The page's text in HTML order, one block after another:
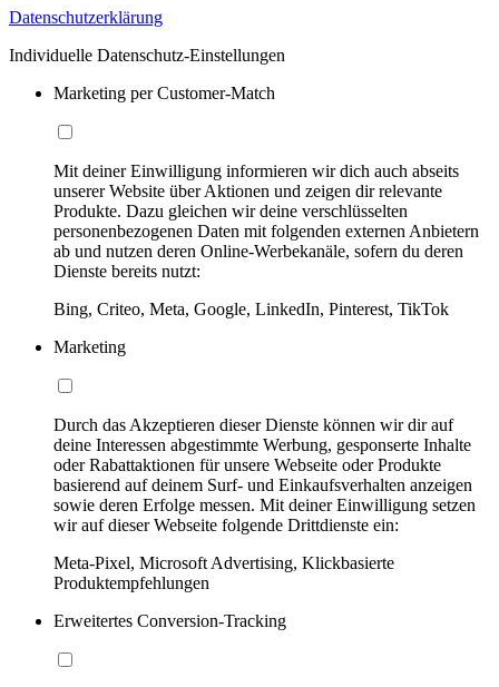
Datenschutzerklärung
Individuelle Datenschutz-Einstellungen
Marketing per Customer-Match
Mit deiner Einwilligung informieren wir dich auch abseits
unserer Website über Aktionen und zeigen dir relevante
Produkte. Dazu gleichen wir deine verschlüsselten
personenbezogenen Daten mit folgenden externen Anbietern
ab und nutzen deren Online-Werbekanäle, sofern du deren
Dienste bereits nutzt:
Bing, Criteo, Meta, Google, LinkedIn, Pinterest, TikTok
Marketing
Durch das Akzeptieren dieser Dienste können wir dir auf
deine Interessen abgestimmte Werbung, gesponserte Inhalte
oder Rabattaktionen für unsere Webseite oder Produkte
basierend auf deinem Surf- und Einkaufsverhalten anzeigen
sowie deren Erfolge messen. Mit deiner Einwilligung setzen
wir auf dieser Webseite folgende Drittdienste ein:
Meta-Pixel, Microsoft Advertising, Klickbasierte
Produktempfehlungen
Erweitertes Conversion-Tracking